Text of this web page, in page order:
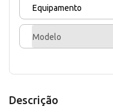
Equipamento
Modelo
Descrição